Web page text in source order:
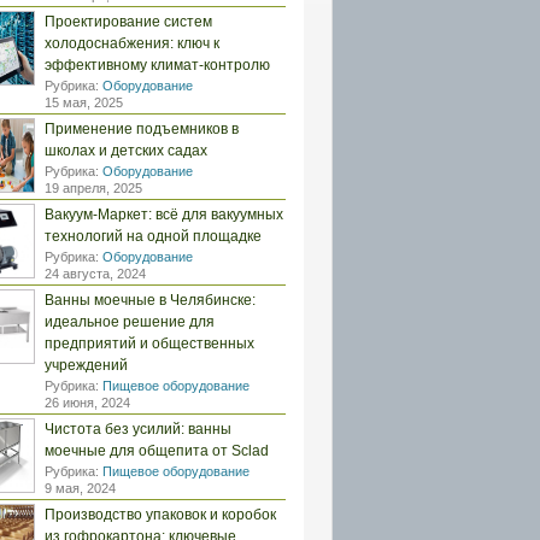
Проектирование систем
холодоснабжения: ключ к
эффективному климат-контролю
Рубрика: Оборудование
15 мая, 2025
Применение подъемников в
школах и детских садах
Рубрика: Оборудование
19 апреля, 2025
Вакуум-Маркет: всё для вакуумных
технологий на одной площадке
Рубрика: Оборудование
24 августа, 2024
Ванны моечные в Челябинске:
идеальное решение для
предприятий и общественных
учреждений
Рубрика: Пищевое оборудование
26 июня, 2024
Чистота без усилий: ванны
моечные для общепита от Sclad
Рубрика: Пищевое оборудование
9 мая, 2024
Производство упаковок и коробок
из гофрокартона: ключевые